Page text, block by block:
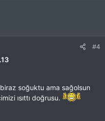
#4
soğuktu ama sağolsun
ısıttı doğrusu.